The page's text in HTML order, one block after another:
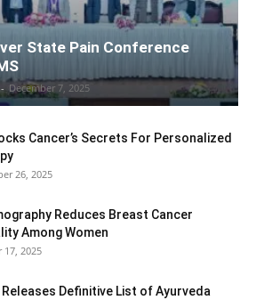
State Pain Conference
- December 7, 2025
Cancer’s Secrets For Personalized
26, 2025
Reduces Breast Cancer
Among Women
17, 2025
Releases Definitive List of Ayurveda